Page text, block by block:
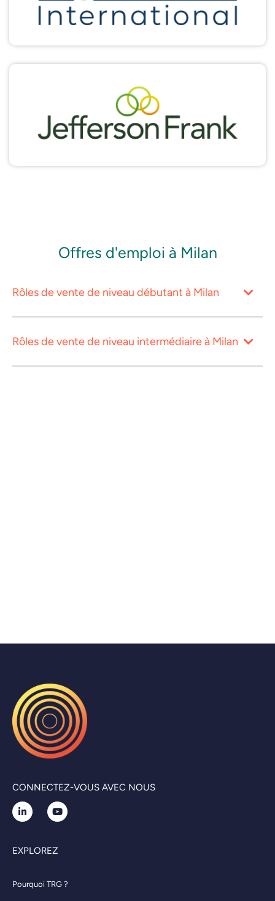
Offres d'emploi à Milan
Rôles de vente de niveau débutant à Milan
Rôles de vente de niveau intermédiaire à Milan
CONNECTEZ-VOUS AVEC NOUS
EXPLOREZ
Pourquoi TRG ?